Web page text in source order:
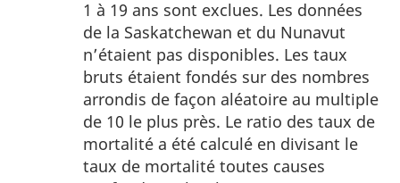
1 à 19 ans sont exclues. Les données
de la Saskatchewan et du Nunavut
n’étaient pas disponibles. Les taux
bruts étaient fondés sur des nombres
arrondis de façon aléatoire au multiple
de 10 le plus près. Le ratio des taux de
mortalité a été calculé en divisant le
taux de mortalité toutes causes